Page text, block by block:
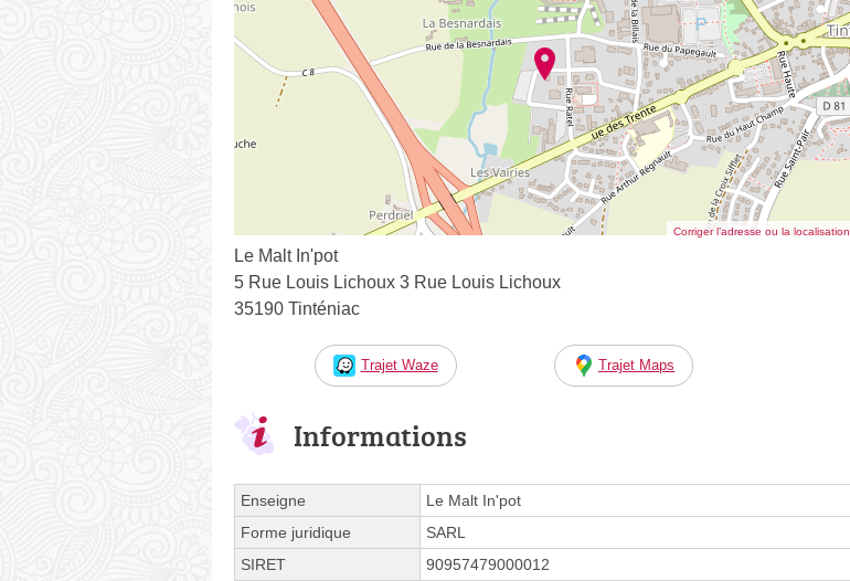
Corriger l’adresse ou la localisation
Le Malt In'pot
5 Rue Louis Lichoux 3 Rue Louis Lichoux
35190 Tinténiac
Trajet Waze Trajet Maps
Informations
Enseigne
Le Malt In'pot
Forme juridique
SARL
SIRET
90957479000012